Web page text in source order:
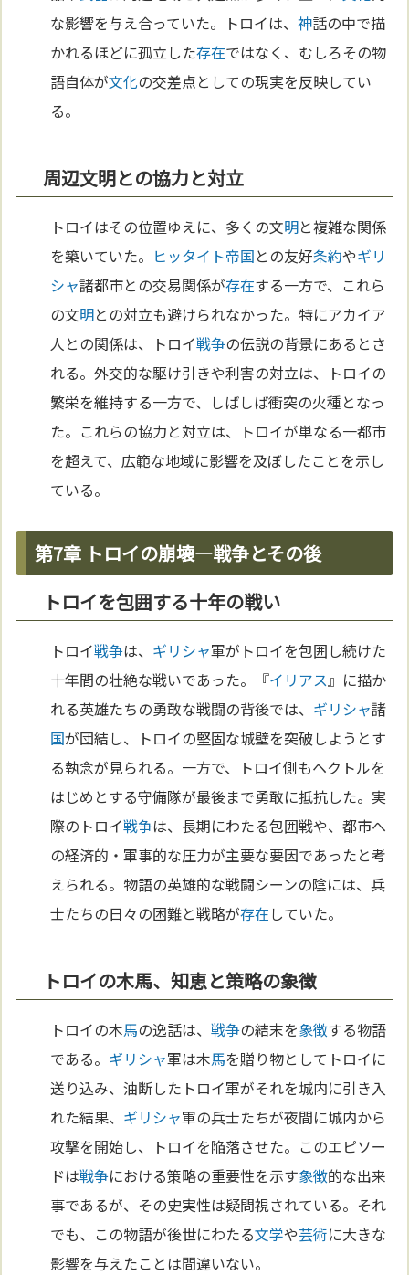
な影響を与え合っていた。トロイは、神話の中で描
かれるほどに孤立した存在ではなく、むしろその物
語自体が文化の交差点としての現実を反映してい
る。
周辺文明との協力と対立
トロイはその位置ゆえに、多くの文明と複雑な関係
を築いていた。 ヒッタイト帝国との友好条約やギリ
シャ諸都市との交易関係が存在する一方で、これら
の文明との対立も避けられなかった。特にアカイア
人との関係は、トロイ戦争の伝説の背景にあるとさ
れる。外交的な駆け引きや利害の対立は、トロイの
繁栄を維持する一方で、しばしば衝突の火種となっ
た。これらの協力と対立は、トロイが単なる一都市
を超えて、広範な地域に影響を及ぼしたことを示し
ている。
第7章 トロイの崩壊—戦争とその後
トロイを包囲する十年の戦い
トロイ戦争は、 ギリシャ軍がトロイを包囲し続けた
十年間の壮絶な戦いであった。『イリアス 』に描か
れる英雄たちの勇敢な戦闘の背後では、 ギリシャ諸
国が団結し、トロイの堅固な城壁を突破しようとす
る執念が見られる。一方で、トロイ側もヘクトルを
はじめとする守備隊が最後まで勇敢に抵抗した。実
際のトロイ戦争は、長期にわたる包囲戦や、都市へ
の経済的・軍事的な圧力が主要な要因であったと考
えられる。物語の英雄的な戦闘シーンの陰には、兵
士たちの日々の困難と戦略が存在していた。
トロイの木馬、知恵と策略の象徴
トロイの木馬の逸話は、戦争の結末を象徴する物語
である。 ギリシャ軍は木馬を贈り物としてトロイに
送り込み、油断したトロイ軍がそれを城内に引き入
れた結果、 ギリシャ軍の兵士たちが夜間に城内から
攻撃を開始し、トロイを陥落させた。このエピソー
ドは戦争における策略の重要性を示す象徴的な出来
事であるが、その史実性は疑問視されている。それ
でも、この物語が後世にわたる文学や芸術に大きな
影響を与えたことは間違いない。